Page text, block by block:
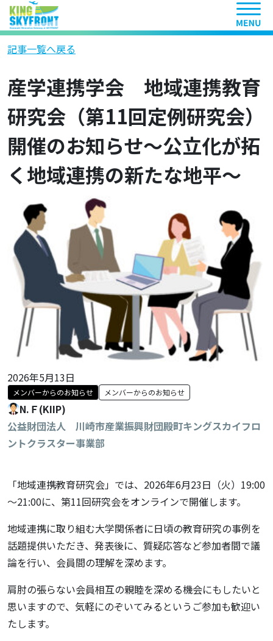
ヘッ
記事一覧へ戻る
産学連携学会 地域連携教育
研究会（第11回定例研究会）
開催のお知らせ～公立化が拓
く地域連携の新たな地平～
2026年5月13日
メンバーからのお知らせ メンバーからのお知らせ
N.Ｆ(KIIP)
公益財団法人 川崎市産業振興財団殿町キングスカイフロ
ントクラスター事業部
「地域連携教育研究会」では、2026年6月23日（火）19:00
～21:00に、第11回研究会をオンラインで開催します。
地域連携に取り組む大学関係者に日頃の教育研究の事例を
話題提供いただき、発表後に、質疑応答など参加者間で議
論を行い、会員間の理解を深めます。
肩肘の張らない会員相互の親睦を深める機会にもしたいと
思いますので、気軽にのぞいてみるというご参加も歓迎い
たします。